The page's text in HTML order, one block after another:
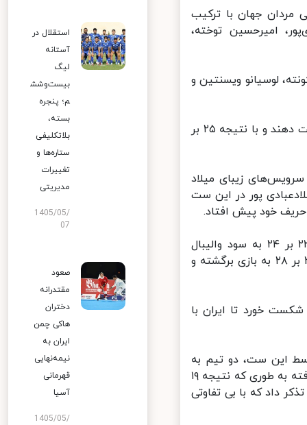
مردان جهان با ترکیب
امیرحسین توخته،
لوسیانو ویسنتین و
در ست نخست این دیدار، شاگردان عطایی موفق نشدند حریف خود را شکست دهند و با نتیجه ۲۵ بر
زیبای میلاد
۱۷ شد. سرویس‌های میلادعبادی پور در این ست
در ادامه ست دوم، آرژانتین در سرویس عملکرد خوبی داشت و نتیجه ۲۳ بر ۲۴ به سود والیبال
آرژانتین شد اما بازیکنان ایران پا پس نکشیدند و موفق شدند با نتیجه ۳۰ بر ۲۸ به بازی برگشته و
رقابت، والیبال آرژانتین مقابل ایران با نتیجه ۲۵ بر ۱۸ شکست خورد تا ایران با
این ست، دو تیم به
نتیجه ۱۶ بر ۱۶ رسیدند. در ادامه کار، والیبالیست های ایران بازی را جدی نگرفته به طوری که نتیجه ۱۹
داد که با بی تفاوتی
استقلال در
آستانه
لیگ
بیست‌وشش
م؛ پنجره
بسته،
بلاتکلیفی
ستاره‌ها و
تغییرات
مدیریتی
1405/05/
07
صعود
مقتدرانه
دختران
هاکی چمن
ایران به
نیمه‌نهایی
قهرمانی
آسیا
1405/05/